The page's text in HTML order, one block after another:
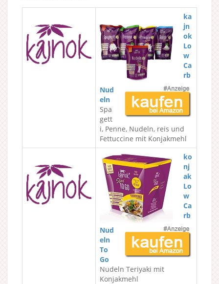
ka
jn
ok
Lo
w
Ca
rb
Nud
eln
Spa
gett
i, Penne, Nudeln, reis und
Fettuccine mit Konjakmehl
ko
nj
ak
Lo
w
Ca
rb
Nud
eln
To
Go
Nudeln Teriyaki mit
Konjakmehl